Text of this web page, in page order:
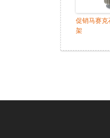
促销马赛
架